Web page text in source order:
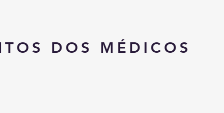
DOS MÉDICOS